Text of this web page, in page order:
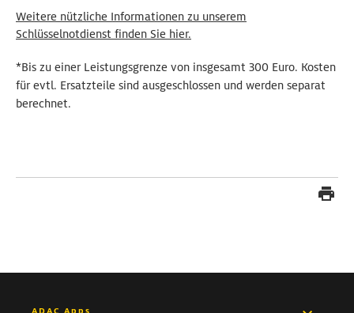
Weitere nützliche Informationen zu unserem
Schlüsselnotdienst finden Sie hier.
*Bis zu einer Leistungsgrenze von insgesamt 300 Euro. Kosten
für evtl. Ersatzteile sind ausgeschlossen und werden separat
berechnet.